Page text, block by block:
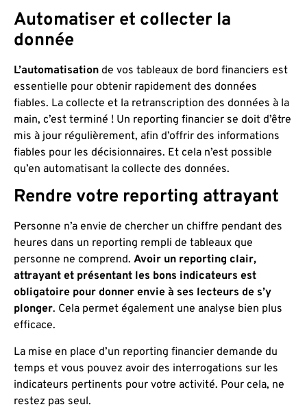
Automatiser et collecter la
donnée
L’automatisation de vos tableaux de bord financiers est
essentielle pour obtenir rapidement des données
fiables. La collecte et la retranscription des données à la
main, c’est terminé ! Un reporting financier se doit d’être
mis à jour régulièrement, afin d’offrir des informations
fiables pour les décisionnaires. Et cela n’est possible
qu’en automatisant la collecte des données.
Rendre votre reporting attrayant
Personne n’a envie de chercher un chiffre pendant des
heures dans un reporting rempli de tableaux que
personne ne comprend. Avoir un reporting clair,
attrayant et présentant les bons indicateurs est
obligatoire pour donner envie à ses lecteurs de s’y
plonger. Cela permet également une analyse bien plus
efficace.
La mise en place d’un reporting financier demande du
temps et vous pouvez avoir des interrogations sur les
indicateurs pertinents pour votre activité. Pour cela, ne
restez pas seul.